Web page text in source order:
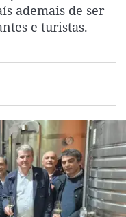
La rosa de los vientos
Gente viajera
Como el perro y el
Caso
Retornados
Equipo de
Extremadura
Galicia
La Rioja
País Vasco
Virales
Televisión
Elecciones
ademais de ser
e turistas.